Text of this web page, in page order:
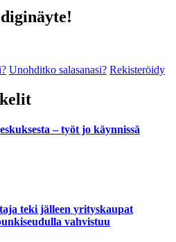
Unohditko salasanasi? Rekisteröidy
– työt jo käynnissä
teki jälleen yrityskaupat
vahvistuu